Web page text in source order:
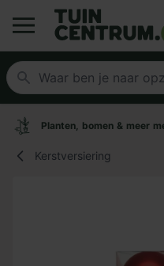
Logo
Planten, bomen & meer
Kerstversiering